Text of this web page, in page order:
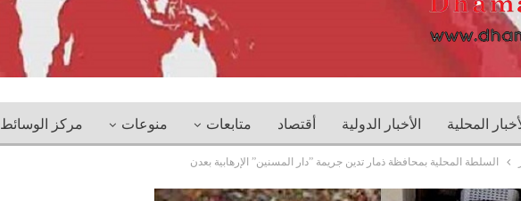
المحلية الأخبار الدولية أقتصاد متابعات منوعات مركز الوسائط
السلطة المحلية بمحافظة ذمار تدين جريمة ”دار المسنين” الإرهابية بعدن